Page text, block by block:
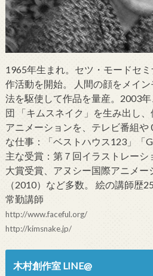
1965年生まれ。セツ・モードセ
作活動を開始。 人間の顔をメイ
法を駆使して作品を量産。2003
団 「キムスネイク」を生み出し
アニメーションを、テレビ番組や
な仕事：「ベストハウス123」「
主な受賞：第７回イラストレーシ
大賞受賞、アヌシー国際アニメ
（2010）など多数。 絵の講師歴
常勤講師
http://www.faceful.org/
http://kimsnake.jp/
木村創作室 LINE@